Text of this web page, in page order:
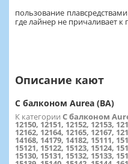
пользование
где лайнер не причаливает к
Описание кают
С балконом Aurea (BA)
К категории С балконом
12150, 12151, 12152, 12153,
12162, 12164, 12165, 12167,
14168, 14179, 14182, 15111,
15121, 15122, 15123, 15124,
15130, 15131, 15132, 15133,